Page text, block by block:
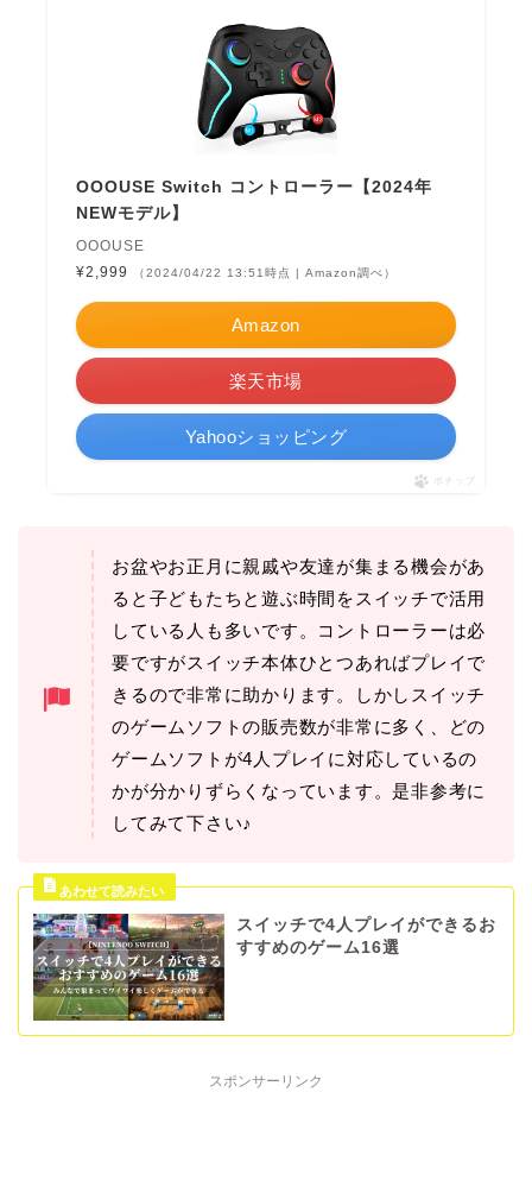
OOOUSE Switch コントローラー【2024年
NEWモデル】
OOOUSE
¥2,999
（2024/04/22 13:51時点 | Amazon調べ）
Amazon
楽天市場
Yahooショッピング
ポチップ
お盆やお正月に親戚や友達が集まる機会があ
ると子どもたちと遊ぶ時間をスイッチで活用
している人も多いです。コントローラーは必
要ですがスイッチ本体ひとつあればプレイで
きるので非常に助かります。しかしスイッチ
のゲームソフトの販売数が非常に多く、どの
ゲームソフトが4人プレイに対応しているの
かが分かりずらくなっています。是非参考に
してみて下さい♪
スイッチで4人プレイができるお
すすめのゲーム16選
スポンサーリンク